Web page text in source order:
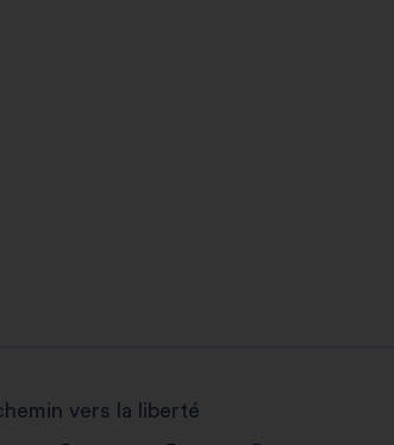
vers la liberté